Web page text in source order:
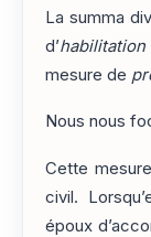
La summa
d’habilitation
mesure de
Nous nous
Cette
civil.
époux